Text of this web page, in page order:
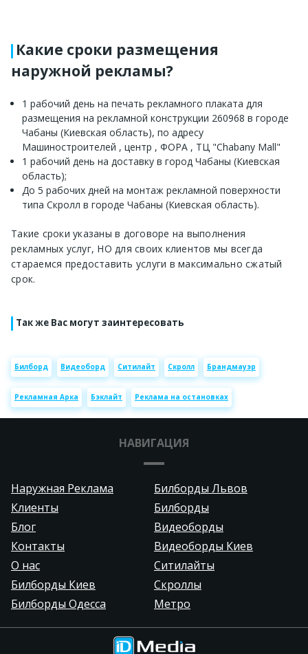
Какие сроки размещения
наружной рекламы?
1 рабочий день на печать рекламного плаката для
размещения на рекламной конструкции 260968 в городе
Чабаны (Киевская область), по адресу
Машиностроителей , центр , ФОРА , ТЦ "Chabany Mall"
1 рабочий день на доставку в город Чабаны (Киевская
область);
До 5 рабочих дней на монтаж рекламной поверхности
типа Скролл в городе Чабаны (Киевская область).
Такие сроки указаны в договоре на выполнения
рекламных услуг, НО для своих клиентов мы всегда
стараемся предоставить услуги в максимально сжатый
срок.
Так же Вас могут заинтересовать
Билборд Видеоборд Ситилайт Скролл Брандмауэр
Рекламная Арка Бэклайт Реклама на остановках
НАВИГАЦИЯ
Наружная Реклама
Билборды Львов
Клиенты
Билборды
Блог
Видеоборды
Контакты
Видеоборды Киев
О нас
Ситилайты
Билборды Киев
Скроллы
Билборды Одесса
Метро